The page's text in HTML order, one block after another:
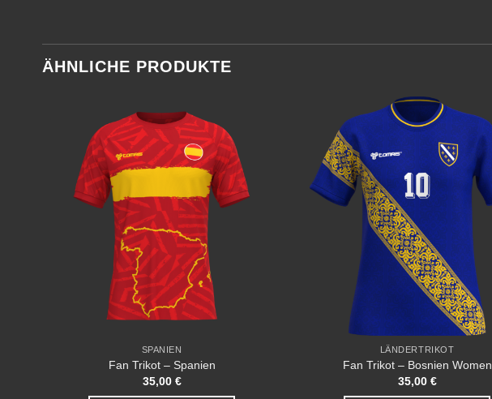
ÄHNLICHE PRODUKTE
wishlist
SPANIEN
Fan Trikot – Spanien
35,00 €
LÄNDERTRIKOT
Fan Trikot – Bosnien Women
35,00 €